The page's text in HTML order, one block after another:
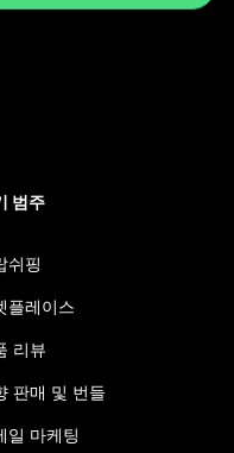
범주
쉬핑
플레이스
리뷰
판매 및 번들
일 마케팅